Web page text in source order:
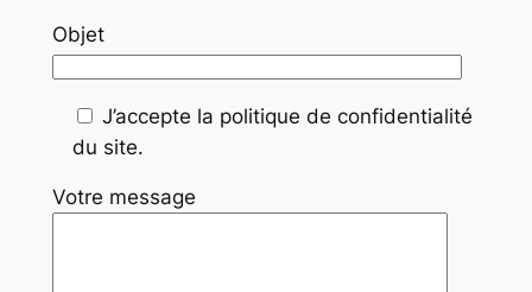
Objet
J’accepte la politique de confidentialité
du site.
Votre message